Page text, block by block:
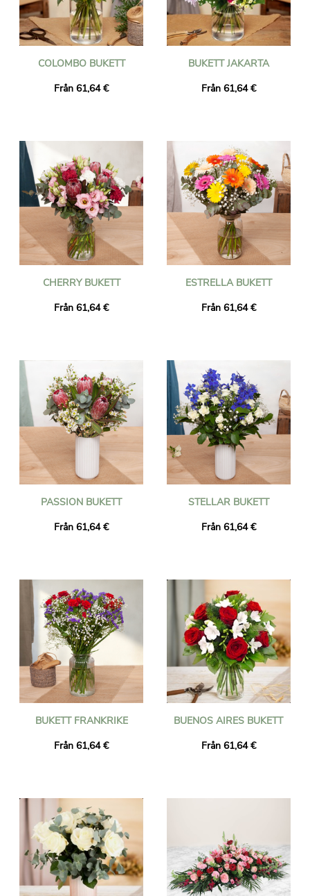
COLOMBO BUKETT
Från 61,64 €
BUKETT JAKARTA
Från 61,64 €
CHERRY BUKETT
Från 61,64 €
ESTRELLA BUKETT
Från 61,64 €
PASSION BUKETT
Från 61,64 €
STELLAR BUKETT
Från 61,64 €
BUKETT FRANKRIKE
Från 61,64 €
BUENOS AIRES BUKETT
Från 61,64 €